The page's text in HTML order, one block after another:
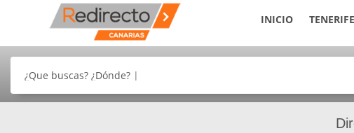
INICIO TENERIFE
¿Que buscas? ¿Dónde?